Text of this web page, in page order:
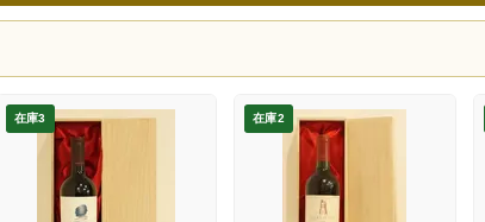
在庫3 在庫2